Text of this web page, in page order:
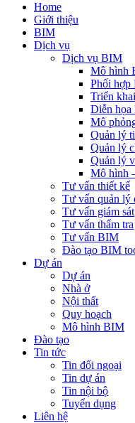
Home
Giới thiệu
BIM
Dịch vụ
Dịch vụ BIM
Mô hình
Phối
Triển
Diễn
Mô
Quản lý
Quản lý
Quản lý
Mô hình
Tư vấn thiết kế
Tư vấn quản lý
Tư vấn giám sát
Tư vấn thẩm tra
Tư vấn BIM
Đào tạo BIM
Dự án
Dự án
Nhà ở
Nội thất
Quy hoạch
Mô hình BIM
Đào tạo
Tin tức
Tin đối ngoại
Tin dự án
Tin nội bộ
Tuyển dụng
Liên hệ